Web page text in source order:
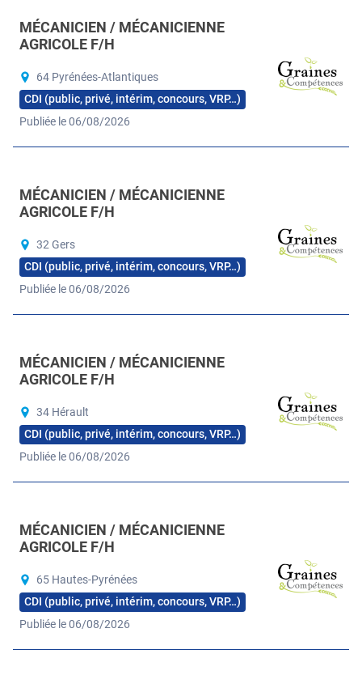
MÉCANICIEN / MÉCANICIENNE
AGRICOLE F/H
64 Pyrénées-Atlantiques
CDI (public, privé, intérim, concours, VRP…)
Publiée le 06/08/2026
MÉCANICIEN / MÉCANICIENNE
AGRICOLE F/H
32 Gers
CDI (public, privé, intérim, concours, VRP…)
Publiée le 06/08/2026
MÉCANICIEN / MÉCANICIENNE
AGRICOLE F/H
34 Hérault
CDI (public, privé, intérim, concours, VRP…)
Publiée le 06/08/2026
MÉCANICIEN / MÉCANICIENNE
AGRICOLE F/H
65 Hautes-Pyrénées
CDI (public, privé, intérim, concours, VRP…)
Publiée le 06/08/2026